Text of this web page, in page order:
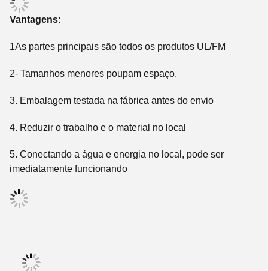
Vantagens:
1As partes principais são todos os produtos UL/FM
2- Tamanhos menores poupam espaço.
3. Embalagem testada na fábrica antes do envio
4. Reduzir o trabalho e o material no local
5. Conectando a água e energia no local, pode ser
imediatamente funcionando